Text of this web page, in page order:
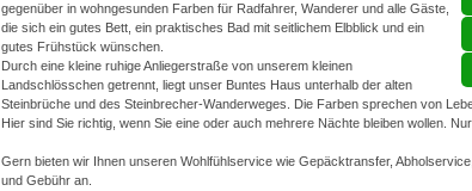
gegenüber in wohngesunden Farben für Radfahrer, Wanderer und alle Gäste,
die sich ein gutes Bett, ein praktisches Bad mit seitlichem Elbblick und ein
gutes Frühstück wünschen.
Durch eine kleine ruhige Anliegerstraße von unserem kleinen
Landschlösschen getrennt, liegt unser Buntes Haus unterhalb der alten
Steinbrüche und des Steinbrecher-Wanderweges. Die Farben sprechen von
Hier sind Sie richtig, wenn Sie eine oder auch mehrere Nächte bleiben wollen.
Gern bieten wir Ihnen unseren Wohlfühlservice wie Gepäcktransfer,
und Gebühr an.